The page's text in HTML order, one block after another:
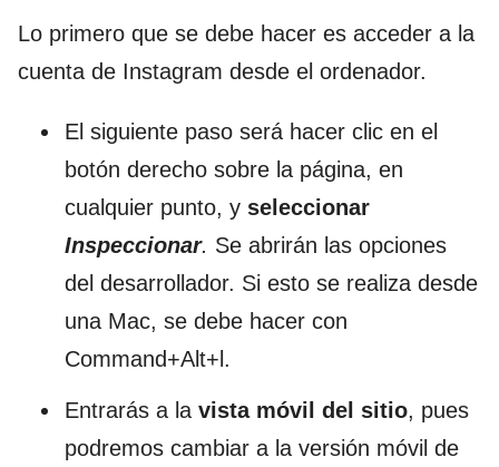
Lo primero que se debe hacer es acceder a la
cuenta de Instagram desde el ordenador.
El siguiente paso será hacer clic en el
botón derecho sobre la página, en
cualquier punto, y seleccionar
Inspeccionar. Se abrirán las opciones
del desarrollador. Si esto se realiza desde
una Mac, se debe hacer con
Command+Alt+l.
Entrarás a la vista móvil del sitio, pues
podremos cambiar a la versión móvil de